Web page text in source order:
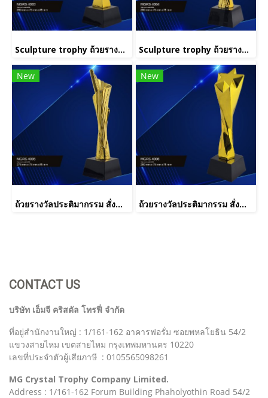
Sculpture trophy ถ้วยรางวัลประติมากรรม รหัส MGRS 4003 Sculpture trophy ถ้วยรางวัลประติมากรรม รหัส MGRS 4004
New
ถ้วยรางวัลประติมากรรม สั่งทำ กอล์ฟ วิ่ง ราคาส่ง MGRS 4005
New
ถ้วยรางวัลประติมากรรม สั่งทำ กอล์ฟ ฟุตบอล วิ่ง ราคาส่ง รหัส MGRS 4006
CONTACT US
บริษัท เอ็มจี คริสตัล โทรฟี่ จำกัด
ที่อยู่สำนักงานใหญ่ : 1/161-162 อาคารฟอรั่ม ซอยพหลโยธิน 54/2
แขวงสายไหม เขตสายไหม กรุงเทพมหานคร 10220
เลขที่ประจำตัวผู้เสียภาษี : 0105565098261
MG Crystal Trophy Company Limited.
Address : 1/161-162 Forum Building Phaholyothin Road 54/2